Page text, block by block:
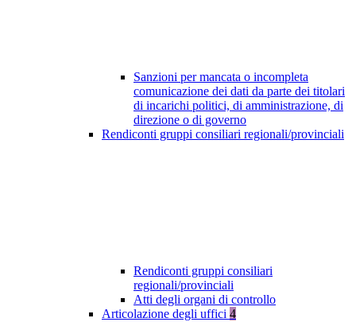
Sanzioni per mancata o incompleta
comunicazione dei dati da parte dei titolari
di incarichi politici, di amministrazione, di
direzione o di governo
Rendiconti gruppi consiliari regionali/provinciali
Rendiconti gruppi consiliari
regionali/provinciali
Atti degli organi di controllo
Articolazione degli uffici 4